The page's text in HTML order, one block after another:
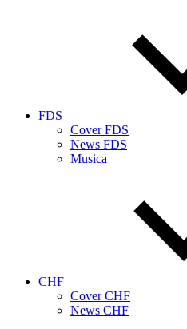
FDS
Cover FDS
News FDS
Musica
CHF
Cover CHF
News CHF